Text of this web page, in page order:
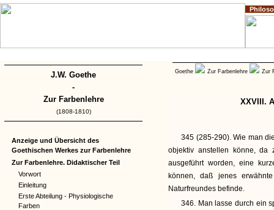
J.W. Goethe
-
Zur Farbenlehre
(1808-1810)
Anzeige und Übersicht des
Goethischen Werkes zur Farbenlehre
Zur Farbenlehre. Didaktischer Teil
Vorwort
Einleitung
Erste Abteilung - Physiologische
Farben
Goethe Zur Farbenlehre Zur
XXVIII.
345 (285-290). Wie man
objektiv anstellen könne, da
ausgeführt worden, eine
können, daß jenes
Naturfreundes befinde.
346. Man lasse durch ein